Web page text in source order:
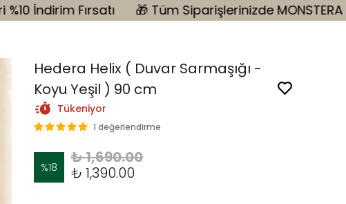
🎁 Tüm Siparişlerinizde MONSTERA Hediye | 10.000 tl
Hedera Helix ( Duvar Sarmaşığı -
Koyu Yeşil ) 90 cm
Tükeniyor
1 değerlendirme
%18
₺ 1,690.00
₺ 1,390.00